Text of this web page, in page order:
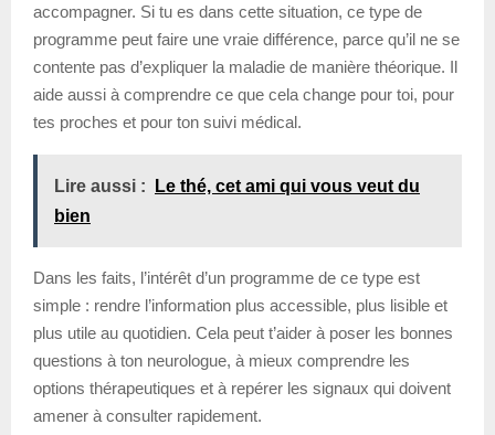
accompagner. Si tu es dans cette situation, ce type de
programme peut faire une vraie différence, parce qu’il ne se
contente pas d’expliquer la maladie de manière théorique. Il
aide aussi à comprendre ce que cela change pour toi, pour
tes proches et pour ton suivi médical.
Lire aussi :
Le thé, cet ami qui vous veut du
bien
Dans les faits, l’intérêt d’un programme de ce type est
simple : rendre l’information plus accessible, plus lisible et
plus utile au quotidien. Cela peut t’aider à poser les bonnes
questions à ton neurologue, à mieux comprendre les
options thérapeutiques et à repérer les signaux qui doivent
amener à consulter rapidement.